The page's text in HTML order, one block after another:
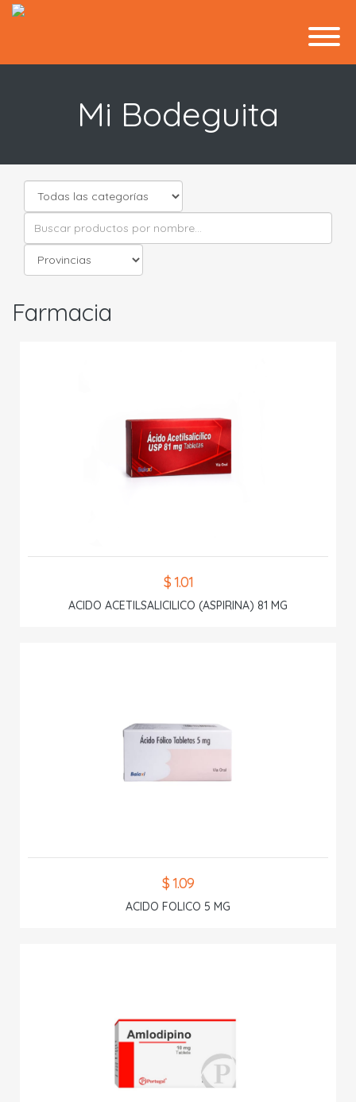
Mi Bodeguita
Farmacia
$ 1.01
ACIDO ACETILSALICILICO (ASPIRINA) 81 MG
$ 1.09
ACIDO FOLICO 5 MG